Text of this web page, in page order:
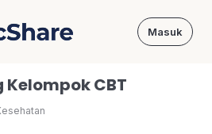
DocShare Masuk
CBT